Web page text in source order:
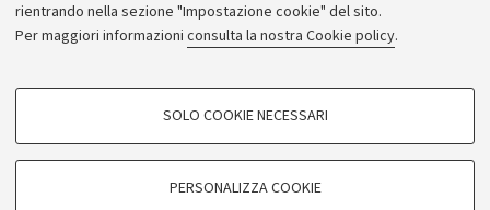
rientrando nella sezione "Impostazione cookie" del sito.
Per maggiori informazioni consulta la nostra Cookie policy.
COOKIE DI PROFILAZIONE - FACOLTATIVI
SOLO COOKIE NECESSARI
PERSONALIZZA COOKIE
Atti di notifica
Informazioni sul sito e accessibilità
Dichiarazione di accessibilità
Privacy e note legali
Impostazioni Cookie